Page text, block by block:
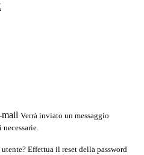
Verrà inviato un messaggio
Effettua il reset della password